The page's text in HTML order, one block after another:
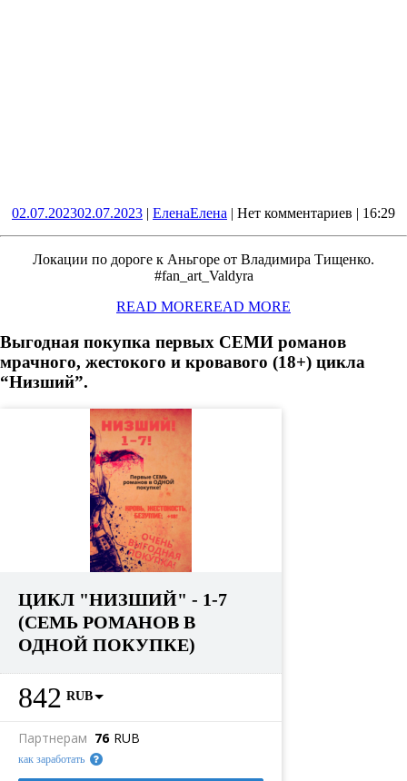
02.07.202302.07.2023 | ЕленаЕлена | Нет комментариев | 16:29
Локации по дороге к Аньгоре от Владимира Тищенко.
#fan_art_Valdyra
READ MOREREAD MORE
Выгодная покупка первых СЕМИ романов
мрачного, жестокого и кровавого (18+) цикла
“Низший”.
ЦИКЛ "НИЗШИЙ" - 1-7
(СЕМЬ РОМАНОВ В
ОДНОЙ ПОКУПКЕ)
842 RUB
Партнерам 76 RUB
как заработать